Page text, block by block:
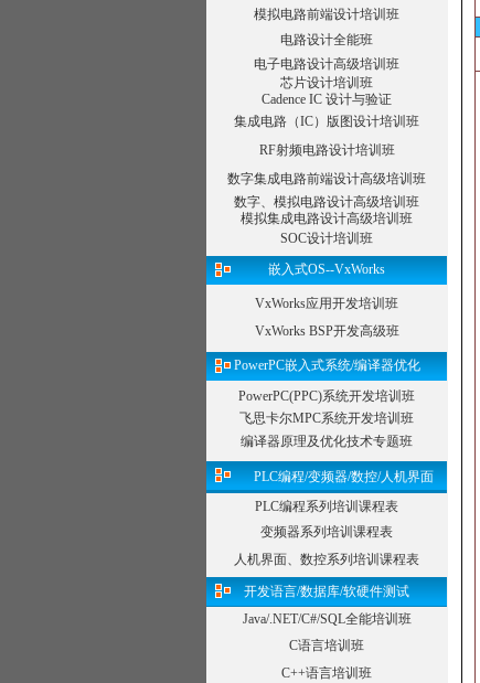
模拟电路前端设计培训班
电路设计全能班
电子电路设计高级培训班
芯片设计培训班
Cadence IC 设计与验证
集成电路（IC）版图设计培训班
RF射频电路设计培训班
数字集成电路前端设计高级培训班
数字、模拟电路设计高级培训班
模拟集成电路设计高级培训班
SOC设计培训班
嵌入式OS--VxWorks
VxWorks应用开发培训班
VxWorks BSP开发高级班
PowerPC嵌入式系统/编译器优化
PowerPC(PPC)系统开发培训班
飞思卡尔MPC系统开发培训班
编译器原理及优化技术专题班
PLC编程/变频器/数控/人机界面
PLC编程系列培训课程表
变频器系列培训课程表
人机界面、数控系列培训课程表
开发语言/数据库/软硬件测试
Java/.NET/C#/SQL全能培训班
C语言培训班
C++语言培训班